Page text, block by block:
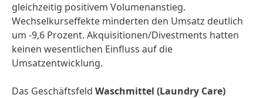
gleichzeitig positivem Volumenanstieg.
Wechselkurseffekte minderten den Umsatz deutlich
um -9,6 Prozent. Akquisitionen/­Divestments hatten
keinen wesentlichen Einfluss auf die
Umsatzentwicklung.
Das Geschäftsfeld Waschmittel (Laundry Care)